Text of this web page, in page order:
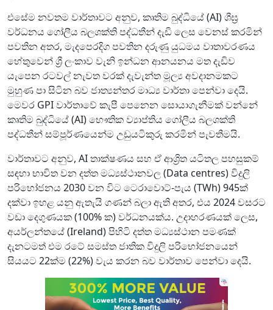
එසේම නවතම වාර්තාවට අනුව, කෘතිම බුද්ධියේ (AI) ශීඝ්‍ර
වර්ධනය ගෝලීය බලශක්ති පද්ධතීන් දැඩි ලෙස වෙනස් කරමින්
පවතින අතර, මැදපෙරදිග පවතින දරුණු යුධමය වාතාවරණය
හේතුවෙන් ශ්‍රී ලංකාව වැනි ඉන්ධන ආනයනය මත දැඩිව
යැපෙන රටවල් නැවත වරක් දැවැන්ත මූල්‍ය අවදානමකට
මුහුණ පා සිටින බව ජාත්‍යන්තර මාධ්‍ය වාර්තා පෙන්වා දෙයි.
මෙවර GPI වාර්තාවේ කැපී පෙනෙන සොයාගැනීමක් වන්නේ
කෘතිම බුද්ධියේ (AI) භෞතික ව්‍යාප්තිය ගෝලීය බලශක්ති
පද්ධතීන් සම්පූර්ණයෙන්ම උඩුයටිකුරු කරමින් පැවතීමයි.
වාර්තාවට අනුව, AI තාක්ෂණය සහ ඒ ආශ්‍රිත යටිතල පහසුකම්
සඳහා භාවිත වන දත්ත මධ්‍යස්ථානවල (Data centres) විදුලි
පරිභෝජනය 2030 වන විට ටෙරාවොට්-පැය (TWh) 945ක්
දක්වා ඉහළ යනු ඇතැයි ගණන් බලා ඇති අතර, එය 2024 වසරට
වඩා දෙගුණයක (100% ක) වර්ධනයක්ය. උදාහරණයක් ලෙස,
අයර්ලන්තයේ (Ireland) පිහිටි දත්ත මධ්‍යස්ථාන පමණක්
දැනටමත් එම රටේ සමස්ත ජාතික විදුලි පරිභෝජනයෙන්
සියයට 22ක්ම (22%) වැය කරන බව වාර්තාව පෙන්වා දෙයි.